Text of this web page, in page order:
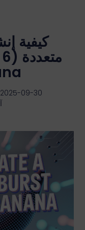
كيفية
2025-09-30